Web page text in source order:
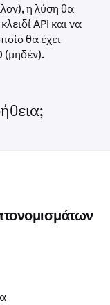
η λύση θα
API και να
θα έχει
(μηδέν).